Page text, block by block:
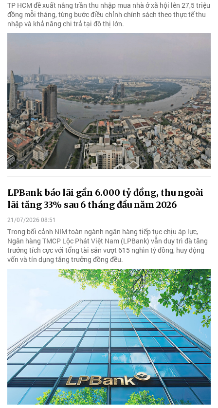
TP HCM đề xuất nâng trần thu nhập mua nhà ở xã hội lên 27,5 triệu
đồng mỗi tháng, từng bước điều chỉnh chính sách theo thực tế thu
nhập và khả năng chi trả tại đô thị lớn.
LPBank báo lãi gần 6.000 tỷ đồng, thu ngoài
lãi tăng 33% sau 6 tháng đầu năm 2026
21/07/2026 08:51
Trong bối cảnh NIM toàn ngành ngân hàng tiếp tục chịu áp lực,
Ngân hàng TMCP Lộc Phát Việt Nam (LPBank) vẫn duy trì đà tăng
trưởng tích cực với tổng tài sản vượt 615 nghìn tỷ đồng, huy động
vốn và tín dụng tăng trưởng đồng đều.